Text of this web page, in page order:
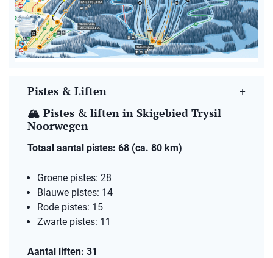
Pistes & Liften
🏔️ Pistes & liften in Skigebied Trysil
Noorwegen
Totaal aantal pistes: 68 (ca. 80 km)
Groene pistes: 28
Blauwe pistes: 14
Rode pistes: 15
Zwarte pistes: 11
Aantal liften: 31